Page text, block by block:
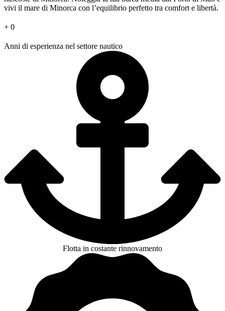
vivi il mare di Minorca con l’equilibrio perfetto tra comfort e libertà.
+ 0
Anni di esperienza nel settore nautico
Flotta in costante rinnovamento